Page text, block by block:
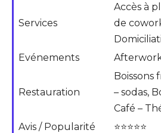
Services
Accès à
de
Evénements
Restauration
Boissons
– sodas,
Café –
Avis / Popularité
⭐⭐⭐⭐⭐